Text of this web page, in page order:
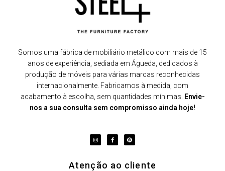
Somos uma fábrica de mobiliário metálico com mais de 15
anos de experiência, sediada em Águeda, dedicados à
produção de móveis para várias marcas reconhecidas
internacionalmente. Fabricamos à medida, com
acabamento à escolha, sem quantidades mínimas. Envie-
nos a sua consulta sem compromisso ainda hoje!
Atenção ao cliente